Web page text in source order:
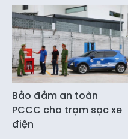
Bảo đảm an toàn
PCCC cho trạm sạc xe
điện